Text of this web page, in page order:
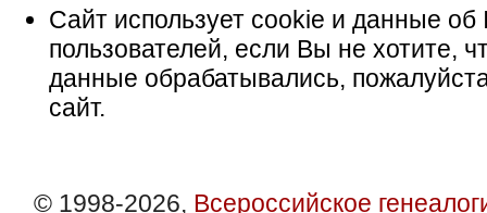
Сайт использует cookie и данные об
пользователей, если Вы не хотите,
данные обрабатывались,
сайт.
© 1998-2026, Всероссийское